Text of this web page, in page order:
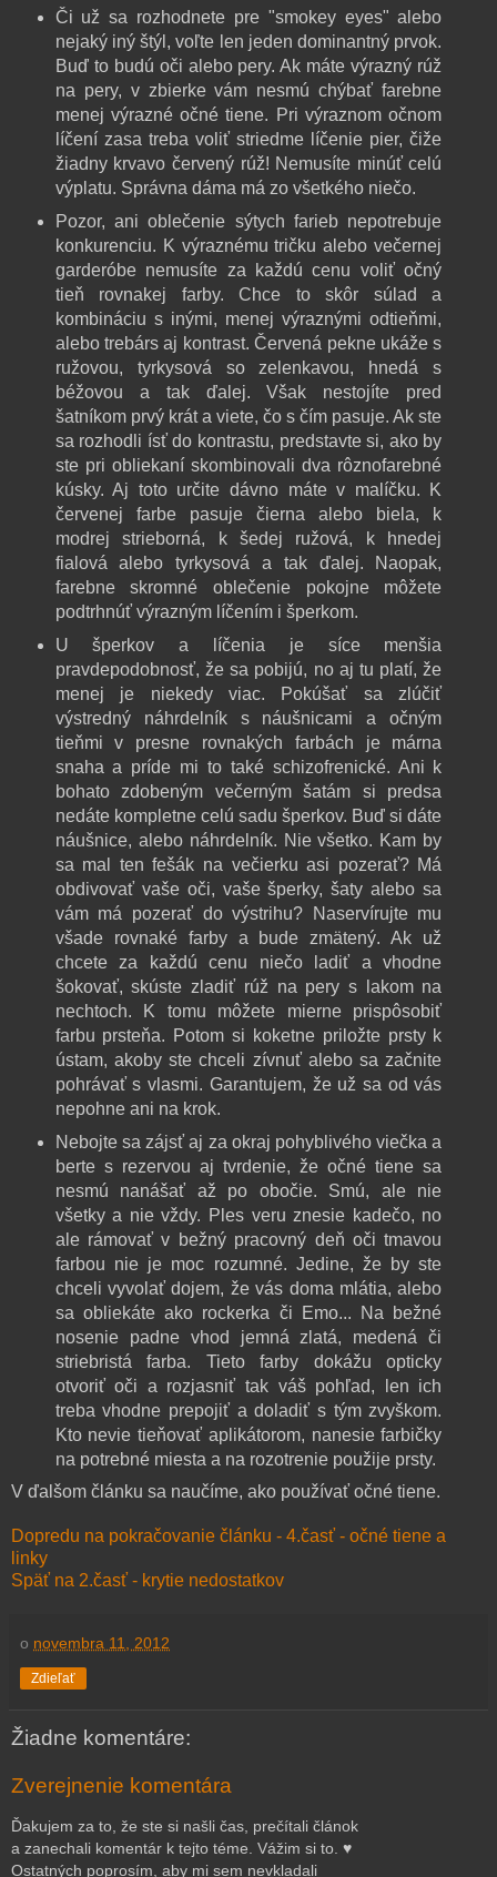
Či už sa rozhodnete pre "smokey eyes" alebo
nejaký iný štýl, voľte len jeden dominantný prvok.
Buď to budú oči alebo pery. Ak máte výrazný rúž
na pery, v zbierke vám nesmú chýbať farebne
menej výrazné očné tiene. Pri výraznom očnom
líčení zasa treba voliť striedme líčenie pier, čiže
žiadny krvavo červený rúž! Nemusíte minúť celú
výplatu. Správna dáma má zo všetkého niečo.
Pozor, ani oblečenie sýtych farieb nepotrebuje
konkurenciu. K výraznému tričku alebo večernej
garderóbe nemusíte za každú cenu voliť očný
tieň rovnakej farby. Chce to skôr súlad a
kombináciu s inými, menej výraznými odtieňmi,
alebo trebárs aj kontrast. Červená pekne ukáže s
ružovou, tyrkysová so zelenkavou, hnedá s
béžovou a tak ďalej. Však nestojíte pred
šatníkom prvý krát a viete, čo s čím pasuje. Ak ste
sa rozhodli ísť do kontrastu, predstavte si, ako by
ste pri obliekaní skombinovali dva rôznofarebné
kúsky. Aj toto určite dávno máte v malíčku. K
červenej farbe pasuje čierna alebo biela, k
modrej strieborná, k šedej ružová, k hnedej
fialová alebo tyrkysová a tak ďalej. Naopak,
farebne skromné oblečenie pokojne môžete
podtrhnúť výrazným líčením i šperkom.
U šperkov a líčenia je síce menšia
pravdepodobnosť, že sa pobijú, no aj tu platí, že
menej je niekedy viac. Pokúšať sa zlúčiť
výstredný náhrdelník s náušnicami a očným
tieňmi v presne rovnakých farbách je márna
snaha a príde mi to také schizofrenické. Ani k
bohato zdobeným večerným šatám si predsa
nedáte kompletne celú sadu šperkov. Buď si dáte
náušnice, alebo náhrdelník. Nie všetko. Kam by
sa mal ten fešák na večierku asi pozerať? Má
obdivovať vaše oči, vaše šperky, šaty alebo sa
vám má pozerať do výstrihu? Naservírujte mu
všade rovnaké farby a bude zmätený. Ak už
chcete za každú cenu niečo ladiť a vhodne
šokovať, skúste zladiť rúž na pery s lakom na
nechtoch. K tomu môžete mierne prispôsobiť
farbu prsteňa. Potom si koketne priložte prsty k
ústam, akoby ste chceli zívnuť alebo sa začnite
pohrávať s vlasmi. Garantujem, že už sa od vás
nepohne ani na krok.
Nebojte sa zájsť aj za okraj pohyblivého viečka a
berte s rezervou aj tvrdenie, že očné tiene sa
nesmú nanášať až po obočie. Smú, ale nie
všetky a nie vždy. Ples veru znesie kadečo, no
ale rámovať v bežný pracovný deň oči tmavou
farbou nie je moc rozumné. Jedine, že by ste
chceli vyvolať dojem, že vás doma mlátia, alebo
sa obliekáte ako rockerka či Emo... Na bežné
nosenie padne vhod jemná zlatá, medená či
striebristá farba. Tieto farby dokážu opticky
otvoriť oči a rozjasniť tak váš pohľad, len ich
treba vhodne prepojiť a doladiť s tým zvyškom.
Kto nevie tieňovať aplikátorom, nanesie farbičky
na potrebné miesta a na rozotrenie použije prsty.
V ďalšom článku sa naučíme, ako používať očné tiene.
Dopredu na pokračovanie článku - 4.časť - očné tiene a
linky
Späť na 2.časť - krytie nedostatkov
o novembra 11, 2012
Zdieľať
Žiadne komentáre:
Zverejnenie komentára
Ďakujem za to, že ste si našli čas, prečítali článok
a zanechali komentár k tejto téme. Vážim si to. ♥
Ostatných poprosím, aby mi sem nevkladali